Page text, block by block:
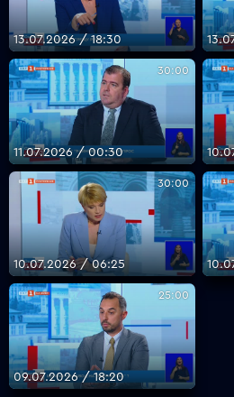
13.07.2026 / 18:30
30:00
11.07.2026 / 00:30
30:00
10.07.2026 / 06:25
25:00
09.07.2026 / 18:20